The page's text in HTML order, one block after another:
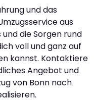
und das
aus
die Sorgen rund
voll und ganz auf
kannst. Kontaktiere
Angebot und
von Bonn nach